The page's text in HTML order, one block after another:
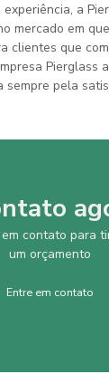
a
mercado em
clientes que
Pierglass
pela
contato para
um orçamento
Entre em contato